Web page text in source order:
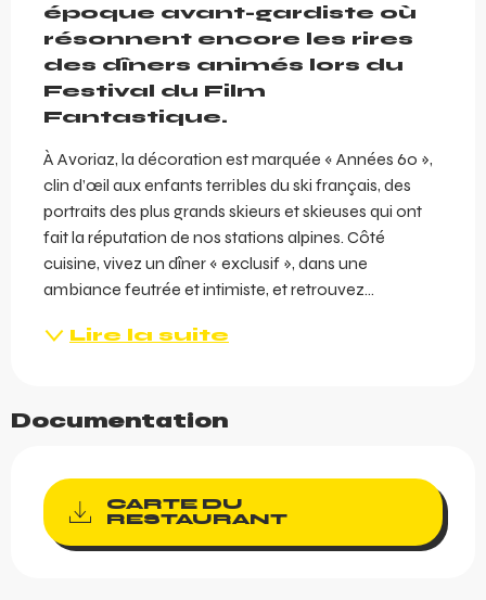
époque avant-gardiste où
résonnent encore les rires
des dîners animés lors du
Festival du Film
Fantastique.
À Avoriaz, la décoration est marquée « Années 60 »,
clin d’œil aux enfants terribles du ski français, des
portraits des plus grands skieurs et skieuses qui ont
fait la réputation de nos stations alpines. Côté
cuisine, vivez un dîner « exclusif », dans une
ambiance feutrée et intimiste, et retrouvez...
Lire la suite
Documentation
CARTE DU
RESTAURANT